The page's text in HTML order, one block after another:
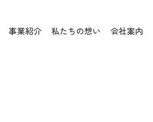
事業紹介 私たちの想い 会社案内